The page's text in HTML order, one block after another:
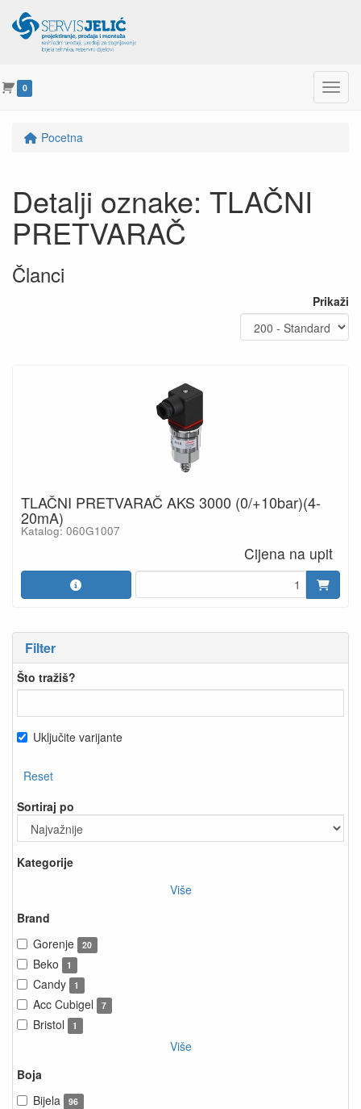
0 Menu
Filter
Što tražiš?
Uključite varijante
Reset
Sortiraj po
Kategorije
Više
Brand
Gorenje
20
Beko 1
Candy 1
Acc Cubigel 7
Bristol 1
Više
Boja
Bijela
96
Pocetna
Detalji oznake: TLAČNI
PRETVARAČ
Članci
Prikaži
TLAČNI PRETVARAČ AKS 3000 (0/+10bar)(4-
20mA)
Katalog: 060G1007
Cijena na upit